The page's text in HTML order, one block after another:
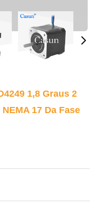
1,8 Graus 2
17 Da Fase